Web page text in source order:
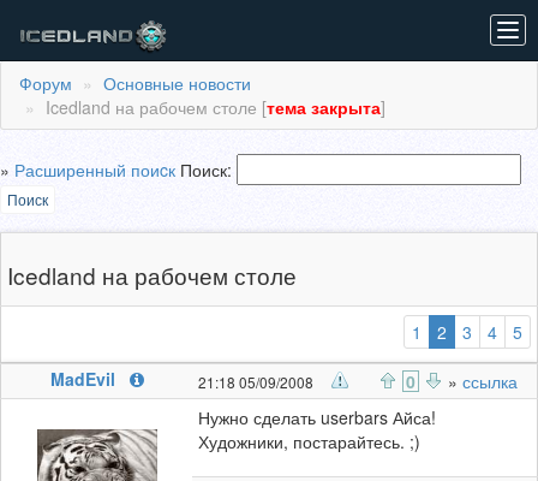
Форум
Основные новости
Icedland на рабочем столе [тема закрыта]
» Расширенный поиcк Поиск:
Поиск
Icedland на рабочем столе
1 2 3 4
5
MadEvil
21:18 05/09/2008 0 » ссылка
Нужно сделать userbars Айса!
Художники, постарайтесь. ;)